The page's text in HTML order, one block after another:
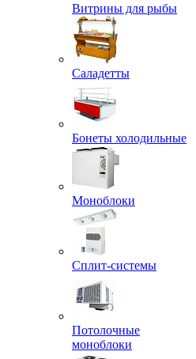
Витрины для рыбы
Саладетты
Бонеты холодильные
Моноблоки
Сплит-системы
Потолочные
моноблоки